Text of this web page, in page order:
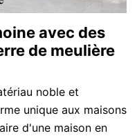
avec des
de meulière
noble et
unique aux maisons
d'une maison en